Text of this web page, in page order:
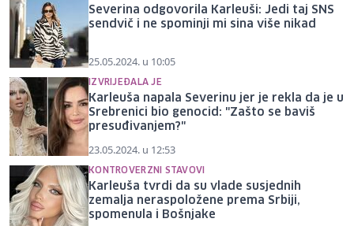
Severina odgovorila Karleuši: Jedi taj SNS
sendvič i ne spominji mi sina više nikad
25.05.2024. u 10:05
IZVRIJEĐALA JE
Karleuša napala Severinu jer je rekla da je u
Srebrenici bio genocid: "Zašto se baviš
presuđivanjem?"
23.05.2024. u 12:53
KONTROVERZNI STAVOVI
Karleuša tvrdi da su vlade susjednih
zemalja neraspoložene prema Srbiji,
spomenula i Bošnjake